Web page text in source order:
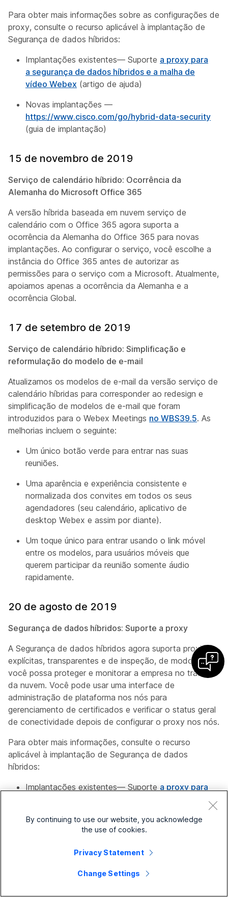
Para obter mais informações sobre as configurações de
proxy, consulte o recurso aplicável à implantação de
Segurança de dados híbridos:
Implantações existentes— Suporte a proxy para
a segurança de dados híbridos e a malha de
vídeo Webex (artigo de ajuda)
Novas implantações —
https://www.cisco.com/go/hybrid-data-security
(guia de implantação)
15 de novembro de 2019
Serviço de calendário híbrido: Ocorrência da
Alemanha do Microsoft Office 365
A versão híbrida baseada em nuvem serviço de
calendário com o Office 365 agora suporta a
ocorrência da Alemanha do Office 365 para novas
implantações. Ao configurar o serviço, você escolhe a
instância do Office 365 antes de autorizar as
permissões para o serviço com a Microsoft. Atualmente,
apoiamos apenas a ocorrência da Alemanha e a
ocorrência Global.
17 de setembro de 2019
Serviço de calendário híbrido: Simplificação e
reformulação do modelo de e-mail
Atualizamos os modelos de e-mail da versão serviço de
calendário híbridas para corresponder ao redesign e
simplificação de modelos de e-mail que foram
introduzidos para o Webex Meetings no WBS39.5. As
melhorias incluem o seguinte:
Um único botão verde para entrar nas suas
reuniões.
Uma aparência e experiência consistente e
normalizada dos convites em todos os seus
agendadores (seu calendário, aplicativo de
desktop Webex e assim por diante).
Um toque único para entrar usando o link móvel
entre os modelos, para usuários móveis que
querem participar da reunião somente áudio
rapidamente.
20 de agosto de 2019
Segurança de dados híbridos: Suporte a proxy
A Segurança de dados híbridos agora suporta proxies
explícitas, transparentes e de inspeção, de modo que
você possa proteger e monitorar a empresa no tráfego
da nuvem. Você pode usar uma interface de
administração de plataforma nos nós para
gerenciamento de certificados e verificar o status geral
de conectividade depois de configurar o proxy nos nós.
Para obter mais informações, consulte o recurso
aplicável à implantação de Segurança de dados
híbridos:
Implantações existentes— Suporte a proxy para
Novas implantações —
(guia de implantação)
By continuing to use our website, you acknowledge
the use of cookies.
Privacy Statement
Change Settings